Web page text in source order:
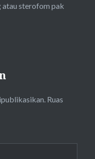
sterofom pak
Ruas